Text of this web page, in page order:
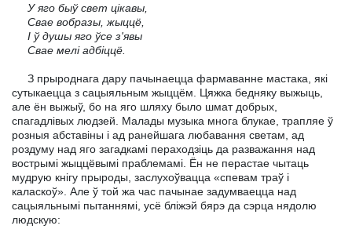
У яго быў свет цікавы,
Свае вобразы, жыццё,
I ў душы яго ўсе з'явы
Свае мелі адбіццё.
З прыроднага дару пачынаецца фармаванне мастака, які
сутыкаецца з сацыяльным жыццём. Цяжка бедняку выжыць,
але ён выжыў, бо на яго шляху было шмат добрых,
спагадлівых людзей. Малады музыка многа блукае, трапляе ў
розныя абставіны і ад ранейшага любавання светам, ад
роздуму над яго загадкамі пераходзіць да разважання над
вострымі жыццёвымі праблемамі. Ён не перастае чытаць
мудрую кнігу прыроды, заслухоўвацца «спевам траў і
каласкоў». Але ў той жа час пачынае задумваецца над
сацыяльнымі пытаннямі, усё бліжэй бярэ да сэрца нядолю
людскую: